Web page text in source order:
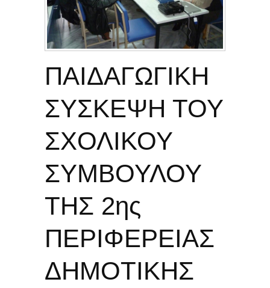
ΠΑΙΔΑΓΩΓΙΚΗ
ΣΥΣΚΕΨΗ ΤΟΥ
ΣΧΟΛΙΚΟΥ
ΣΥΜΒΟΥΛΟΥ
ΤΗΣ 2ης
ΠΕΡΙΦΕΡΕΙΑΣ
ΔΗΜΟΤΙΚΗΣ